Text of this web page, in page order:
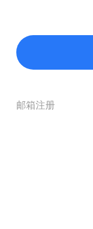
邮箱注册